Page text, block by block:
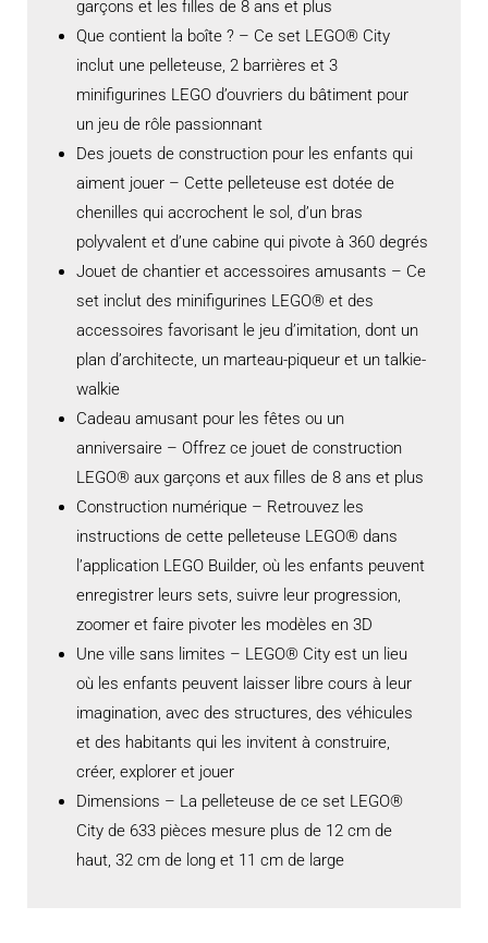
garçons et les filles de 8 ans et plus
Que contient la boîte ? – Ce set LEGO® City
inclut une pelleteuse, 2 barrières et 3
minifigurines LEGO d’ouvriers du bâtiment pour
un jeu de rôle passionnant
Des jouets de construction pour les enfants qui
aiment jouer – Cette pelleteuse est dotée de
chenilles qui accrochent le sol, d’un bras
polyvalent et d’une cabine qui pivote à 360 degrés
Jouet de chantier et accessoires amusants – Ce
set inclut des minifigurines LEGO® et des
accessoires favorisant le jeu d’imitation, dont un
plan d’architecte, un marteau-piqueur et un talkie-
walkie
Cadeau amusant pour les fêtes ou un
anniversaire – Offrez ce jouet de construction
LEGO® aux garçons et aux filles de 8 ans et plus
Construction numérique – Retrouvez les
instructions de cette pelleteuse LEGO® dans
l’application LEGO Builder, où les enfants peuvent
enregistrer leurs sets, suivre leur progression,
zoomer et faire pivoter les modèles en 3D
Une ville sans limites – LEGO® City est un lieu
où les enfants peuvent laisser libre cours à leur
imagination, avec des structures, des véhicules
et des habitants qui les invitent à construire,
créer, explorer et jouer
Dimensions – La pelleteuse de ce set LEGO®
City de 633 pièces mesure plus de 12 cm de
haut, 32 cm de long et 11 cm de large